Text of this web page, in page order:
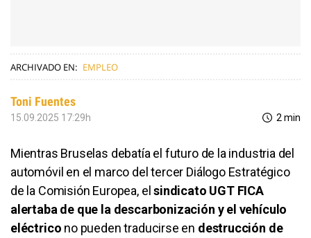
ARCHIVADO EN: EMPLEO
Toni Fuentes
15.09.2025 17:29h 2 min
Mientras Bruselas debatía el futuro de la industria del
automóvil en el marco del tercer Diálogo Estratégico
de la Comisión Europea, elsindicato UGT FICA
alertaba de que la descarbonización y el vehículo
eléctrico no pueden traducirse en destrucción de